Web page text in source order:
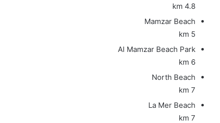
4.8 km
Mamzar Beach
5 km
Al Mamzar Beach Park
6 km
North Beach
7 km
La Mer Beach
7 km